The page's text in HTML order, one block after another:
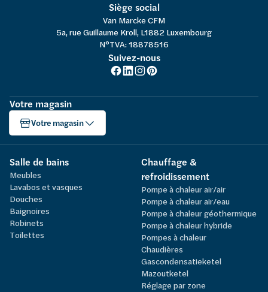
Siège social
Van Marcke CFM
5a, rue Guillaume Kroll, L1882 Luxembourg
N°TVA: 18878516
Suivez-nous
Votre magasin
Votre magasin
Salle de bains
Meubles
Lavabos et vasques
Douches
Baignoires
Robinets
Toilettes
Chauffage &
refroidissement
Pompe à chaleur air/air
Pompe à chaleur air/eau
Pompe à chaleur géothermique
Pompe à chaleur hybride
Pompes à chaleur
Chaudières
Gascondensatieketel
Mazoutketel
Réglage par zone